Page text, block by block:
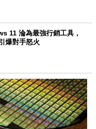
11 淪為最強行銷工具，
爆對手怒火